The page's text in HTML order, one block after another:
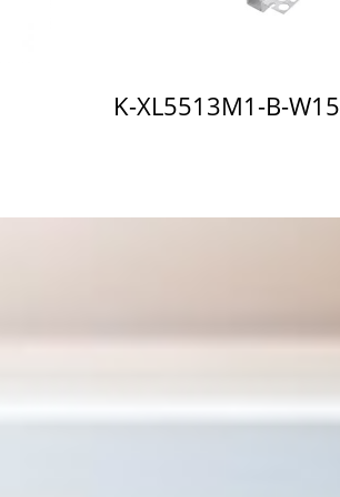
K-XL5513M1-B-W15